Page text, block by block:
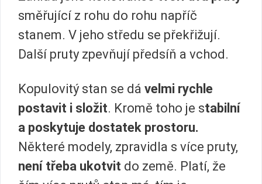
směřující z rohu do rohu napříč
stanem. V jeho středu se překřižují.
Další pruty zpevňují předsíň a vchod.
Kopulovitý stan se dá velmi rychle
postavit i složit. Kromě toho je stabilní
a poskytuje dostatek prostoru.
Některé modely, zpravidla s více pruty,
není třeba ukotvit do země. Platí, že